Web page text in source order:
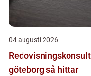
04 augusti 2026
Redovisningskonsult
göteborg så hittar